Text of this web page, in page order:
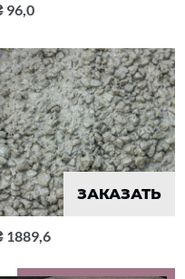
96,0
ЗАКАЗАТЬ
1889,6